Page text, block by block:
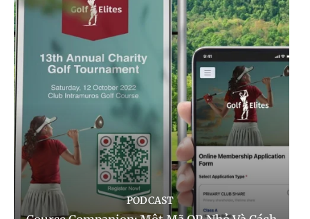
PODCAST